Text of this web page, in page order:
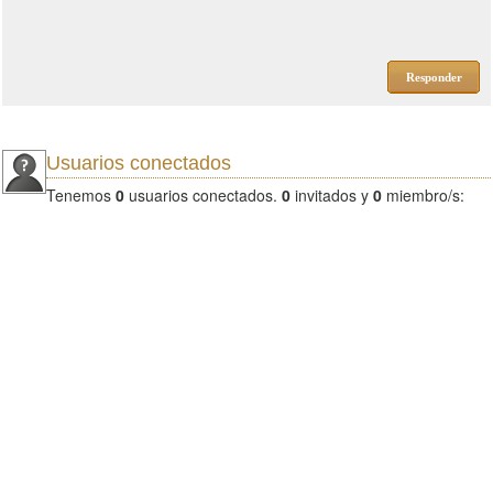
Responder
Usuarios conectados
Tenemos 0 usuarios conectados. 0 invitados y 0 miembro/s: